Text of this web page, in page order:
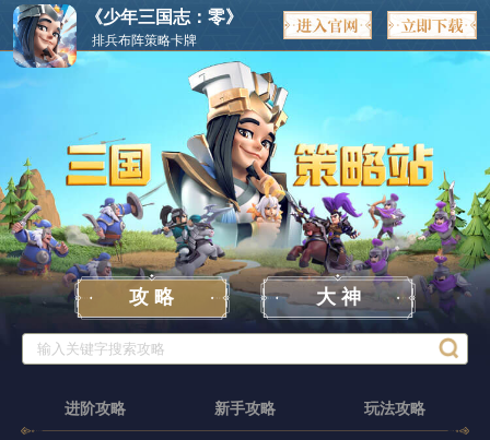
《少年三国志：零》
排兵布阵策略卡牌
攻 略 大 神
进阶攻略 新手攻略 玩法攻略